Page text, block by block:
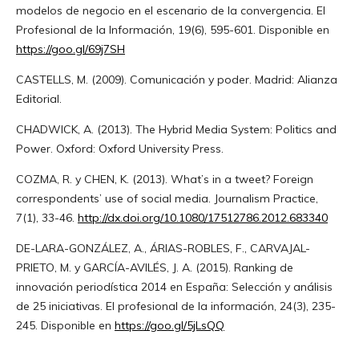
modelos de negocio en el escenario de la convergencia. El
Profesional de la Información, 19(6), 595-601. Disponible en
https://goo.gl/69j7SH
CASTELLS, M. (2009). Comunicación y poder. Madrid: Alianza
Editorial.
CHADWICK, A. (2013). The Hybrid Media System: Politics and
Power. Oxford: Oxford University Press.
COZMA, R. y CHEN, K. (2013). What’s in a tweet? Foreign
correspondents’ use of social media. Journalism Practice,
7(1), 33-46. http://dx.doi.org/10.1080/17512786.2012.683340
DE-LARA-GONZÁLEZ, A., ÁRIAS-ROBLES, F., CARVAJAL-
PRIETO, M. y GARCÍA-AVILÉS, J. A. (2015). Ranking de
innovación periodística 2014 en España: Selección y análisis
de 25 iniciativas. El profesional de la información, 24(3), 235-
245. Disponible en https://goo.gl/5jLsQQ